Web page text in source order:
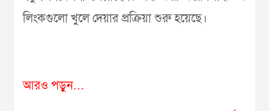
লিংকগুলো খুলে দেয়ার প্রক্রিয়া শুরু হয়েছে।
আরও পড়ুন…